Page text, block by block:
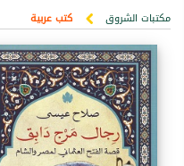
مكتبات الشروق كتب عربية